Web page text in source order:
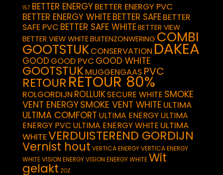
157 BETTER ENERGYBETTER ENERGY PVC
BETTER ENERGY WHITEBETTER SAFEBETTER
SAFE PVC BETTER SAFE WHITEBETTER VIEW
BETTER VIEW WHITEBUITENZONWERING COMBI
GOOTSTUKCONSERVATION DAKEA
GOOD GOOD PVC GOOD WHITE
GOOTSTUKMUGGENGAAS PVC
RETOUR RETOUR 80%
ROLGORDIJN ROLLUIKSECURE WHITE SMOKE
VENT ENERGYSMOKE VENT WHITE ULTIMA
ULTIMA COMFORT ULTIMA ENERGYULTIMA
ENERGY PVC ULTIMA ENERGY WHITE ULTIMA
WHITEVERDUISTEREND GORDIJN
Vernist hout VERTICA ENERGYVERTICA ENERGY
WHITEVISION ENERGYVISION ENERGY WHITEWit
gelakt ZOZ